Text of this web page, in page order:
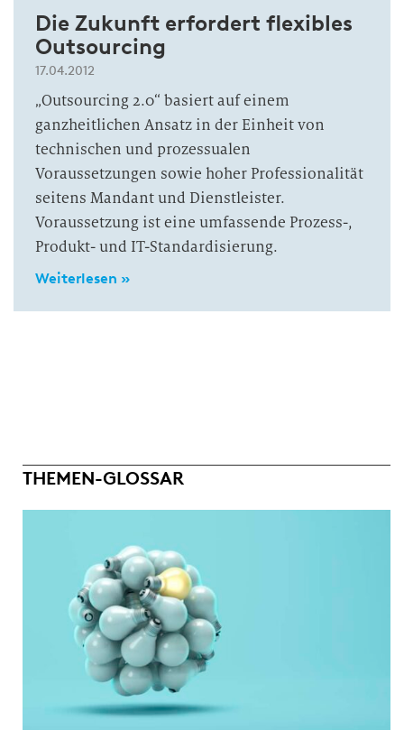
Die Zukunft erfordert flexibles
Outsourcing
17.04.2012
„Outsourcing 2.0“ basiert auf einem
ganzheitlichen Ansatz in der Einheit von
technischen und prozessualen
Voraussetzungen sowie hoher Professionalität
seitens Mandant und Dienstleister.
Voraussetzung ist eine umfassende Prozess-,
Produkt- und IT-Standardisierung.
Weiterlesen »
THEMEN-GLOSSAR